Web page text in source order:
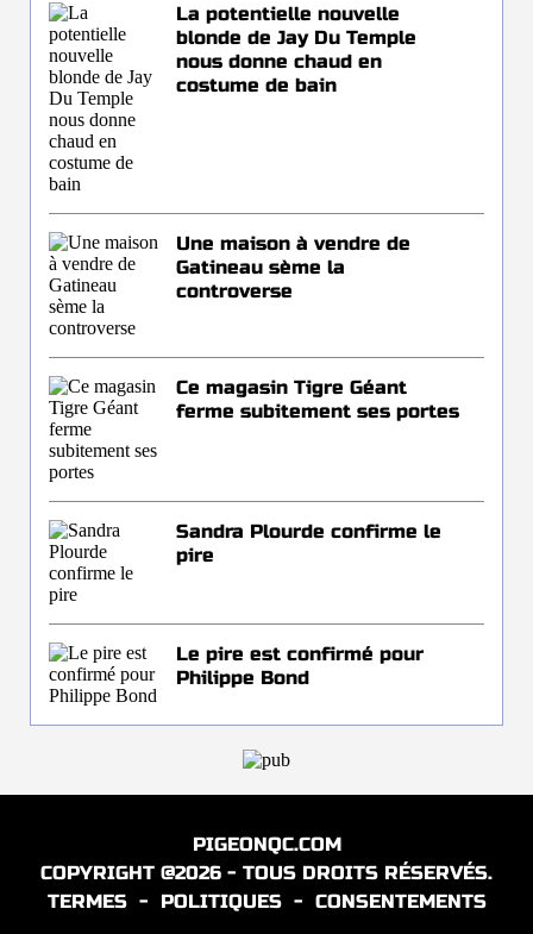
La potentielle nouvelle
blonde de Jay Du Temple
nous donne chaud en
costume de bain
Une maison à vendre de
Gatineau sème la
controverse
Ce magasin Tigre Géant
ferme subitement ses portes
Sandra Plourde confirme le
pire
Le pire est confirmé pour
Philippe Bond
PIGEONQC.COM
COPYRIGHT @2026 - TOUS DROITS RÉSERVÉS.
TERMES- POLITIQUES- CONSENTEMENTS